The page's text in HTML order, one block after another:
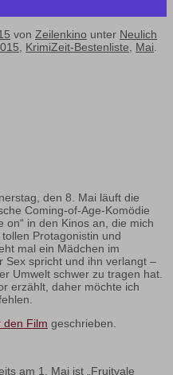
von Zeilenkino unter Neulich
, KrimiZeit-Bestenliste, Mai.
den 8. Mai läuft die
Coming-of-Age-Komödie
on“ in den Kinos an, die mich
Protagonistin und
mal ein Mädchen im
Sex spricht und ihn verlangt –
Umwelt schwer zu tragen hat.
erzählt, daher möchte ich
den Film geschrieben.
am 1. Mai ist „Fruitvale